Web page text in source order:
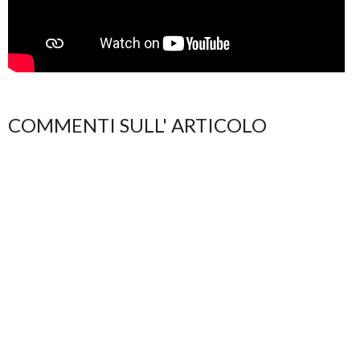
COMMENTI SULL' ARTICOLO